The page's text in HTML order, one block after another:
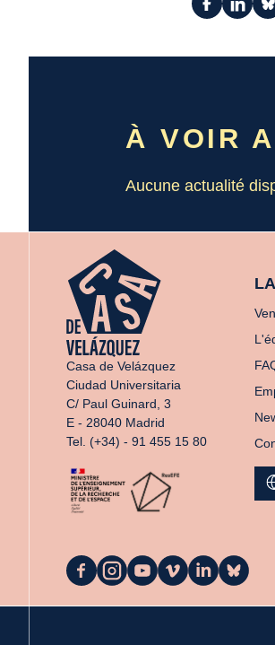
À VOIR
Aucune actualité
Casa de Velázquez
Ciudad Universitaria
C/ Paul Guinard, 3
E - 28040 Madrid
Tel. (+34) - 91 455 15 80
La
Casa
sur
La
Casa
sur
La
Casa
sur
La
Casa
sur
La
Casa
sur
La
Casa
sur